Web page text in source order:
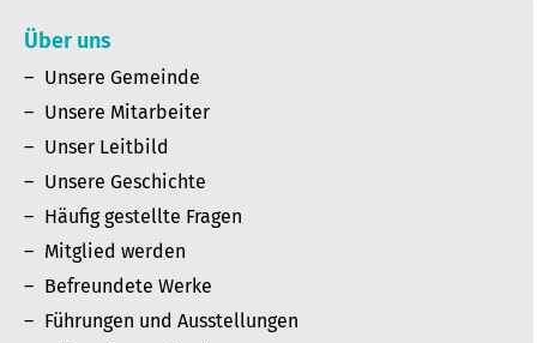
Über uns
Unsere Gemeinde
Unsere Mitarbeiter
Unser Leitbild
Unsere Geschichte
Häufig gestellte Fragen
Mitglied werden
Befreundete Werke
Führungen und Ausstellungen